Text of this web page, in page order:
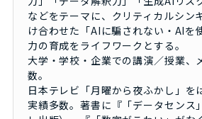
などをテーマに、クリティカルシン
け合わせた「AIに騙されない・AIを
力の育成をライフワークとする。
大学・学校・企業での講演／授業、
数。
日本テレビ「月曜から夜ふかし」を
実績多数。著書に『「データセンス